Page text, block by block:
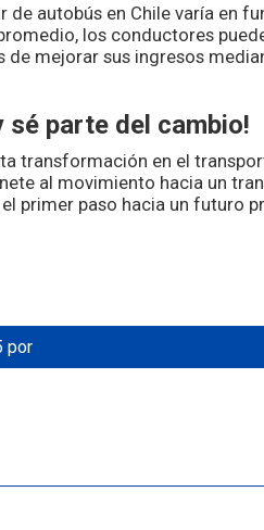
de autobús en Chile varía en
los conductores
de mejorar sus ingresos
sé parte del cambio!
transformación en el
al movimiento hacia un
primer paso hacia un futuro
por